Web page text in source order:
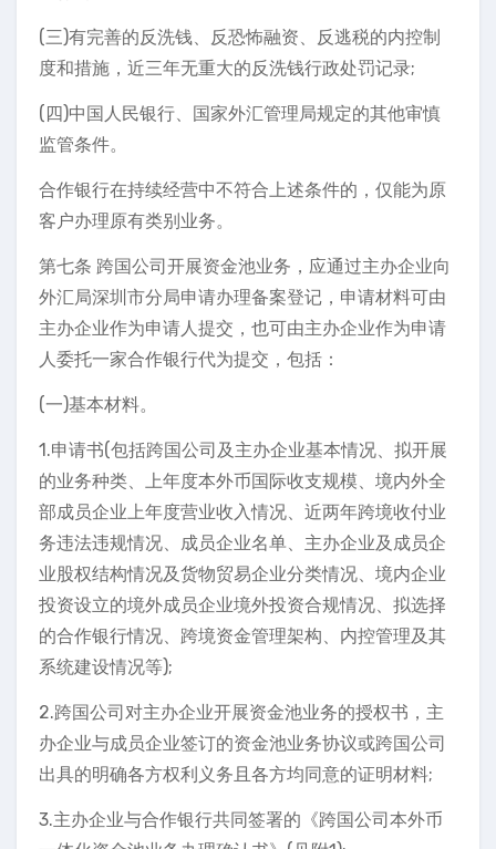
(三)有完善的反洗钱、反恐怖融资、反逃税的内控制
度和措施，近三年无重大的反洗钱行政处罚记录;
(四)中国人民银行、国家外汇管理局规定的其他审慎
监管条件。
合作银行在持续经营中不符合上述条件的，仅能为原
客户办理原有类别业务。
第七条 跨国公司开展资金池业务，应通过主办企业向
外汇局深圳市分局申请办理备案登记，申请材料可由
主办企业作为申请人提交，也可由主办企业作为申请
人委托一家合作银行代为提交，包括：
(一)基本材料。
1.申请书(包括跨国公司及主办企业基本情况、拟开展
的业务种类、上年度本外币国际收支规模、境内外全
部成员企业上年度营业收入情况、近两年跨境收付业
务违法违规情况、成员企业名单、主办企业及成员企
业股权结构情况及货物贸易企业分类情况、境内企业
投资设立的境外成员企业境外投资合规情况、拟选择
的合作银行情况、跨境资金管理架构、内控管理及其
系统建设情况等);
2.跨国公司对主办企业开展资金池业务的授权书，主
办企业与成员企业签订的资金池业务协议或跨国公司
出具的明确各方权利义务且各方均同意的证明材料;
3.主办企业与合作银行共同签署的《跨国公司本外币